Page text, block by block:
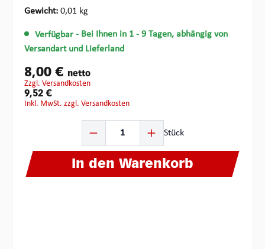
Gewicht: 0,01 kg
Verfügbar - Bei Ihnen in 1 - 9 Tagen, abhängig von
Versandart und Lieferland
8,00 € netto
zzgl. Versandkosten
9,52 €
inkl. MwSt. zzgl. Versandkosten
Stück
In den Warenkorb